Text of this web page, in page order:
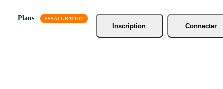
Plans
Inscription
Connecter